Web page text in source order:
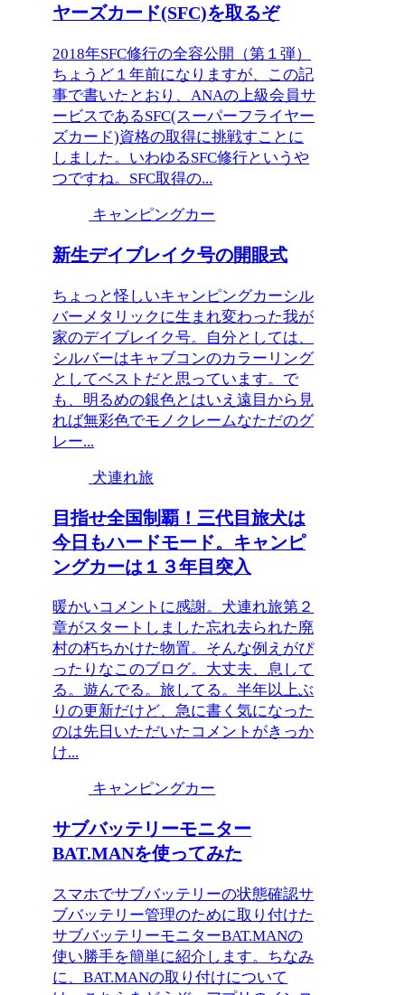
ヤーズカード(SFC)を取るぞ
2018年SFC修行の全容公開（第１弾）
ちょうど１年前になりますが、この記
事で書いたとおり、ANAの上級会員サ
ービスであるSFC(スーパーフライヤー
ズカード)資格の取得に挑戦すことに
しました。いわゆるSFC修行というや
つですね。SFC取得の...
キャンピングカー
新生デイブレイク号の開眼式
ちょっと怪しいキャンピングカーシル
バーメタリックに生まれ変わった我が
家のデイブレイク号。自分としては、
シルバーはキャブコンのカラーリング
としてベストだと思っています。で
も、明るめの銀色とはいえ遠目から見
れば無彩色でモノクレームなただのグ
レー...
犬連れ旅
目指せ全国制覇！三代目旅犬は
今日もハードモード。キャンピ
ングカーは１３年目突入
暖かいコメントに感謝。犬連れ旅第２
章がスタートしました忘れ去られた廃
村の朽ちかけた物置。そんな例えがぴ
ったりなこのブログ。大丈夫、息して
る。遊んでる。旅してる。半年以上ぶ
りの更新だけど、急に書く気になった
のは先日いただいたコメントがきっか
け...
キャンピングカー
サブバッテリーモニター
BAT.MANを使ってみた
スマホでサブバッテリーの状態確認サ
ブバッテリー管理のために取り付けた
サブバッテリーモニターBAT.MANの
使い勝手を簡単に紹介します。ちなみ
に、BAT.MANの取り付けについて